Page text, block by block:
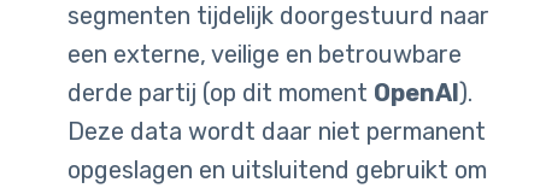
segmenten tijdelijk doorgestuurd naar
een externe, veilige en betrouwbare
derde partij (op dit moment OpenAI).
Deze data wordt daar niet permanent
opgeslagen en uitsluitend gebruikt om